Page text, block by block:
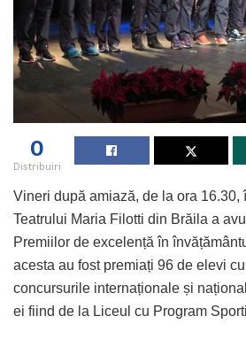
0
Distribuiri
Vineri după amiază, de la ora 16.30,
Teatrului Maria Filotti din Brăila a
Premiilor de excelență în
acesta au fost premiați 96 de elevi
concursurile internaționale și
ei fiind de la Liceul cu Program